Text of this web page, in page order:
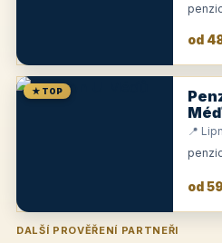
od
★ TOP
📍
od
DALŠÍ PROVĚŘENÍ PARTNEŘI
Penzion U Zámku Pension Faber